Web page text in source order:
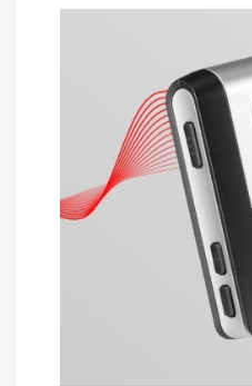
您可以自由切換選配師預
您所處情境自由切換，比
戶外運動等等。
語音增強(口罩模式)
如果談話的對象戴著口罩
語言清晰度，在口罩模式
開啟Vibe App，點選「註
帳號，請註冊一個新的帳
步驟2 :
輸入您的帳號及密碼，點選
非藍芽機種→點選「手動」
藍芽機種→點選「藍芽」